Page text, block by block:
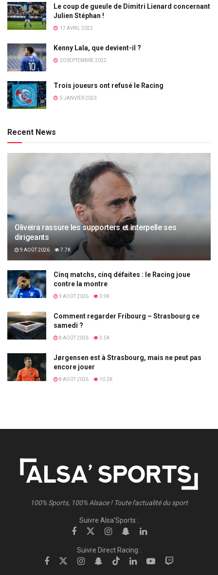
Le coup de gueule de Dimitri Lienard concernant
Julien Stéphan !
17 AVRIL 2022
Kenny Lala, que devient-il ?
20 SEPTEMBRE 2022
Trois joueurs ont refusé le Racing
5 JANVIER 2023
Recent News
Oliveira rassure les supporters et interpelle ses
dirigeants
9 AOÛT 2026 7.7K
Cinq matchs, cinq défaites : le Racing joue
contre la montre
9 AOÛT 2026 3.9K
Comment regarder Fribourg – Strasbourg ce
samedi ?
8 AOÛT 2026 3.5K
Jørgensen est à Strasbourg, mais ne peut pas
encore jouer
8 AOÛT 2026 10.2K
100% Sports, 100% Alsace ! Toute l'actualité du sport
Suivre Alsa'Sports :
Suivre Direct Racing :